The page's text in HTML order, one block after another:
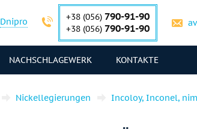
Dnipro +38 (056) 790-91-90
+38 (056) 790-91-90
NACHSCHLAGEWERK KONTAKTE
Nickellegierungen Incoloy, Inconel,